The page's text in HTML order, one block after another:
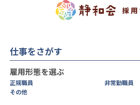
仕事をさがす
雇用形態を選ぶ
正規職員
非常勤職員
その他